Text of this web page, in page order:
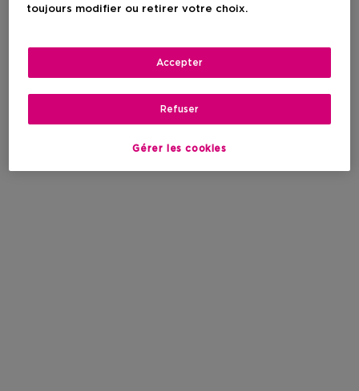
toujours modifier ou retirer votre choix.
Gérer les cookies
Refuser
Accepter